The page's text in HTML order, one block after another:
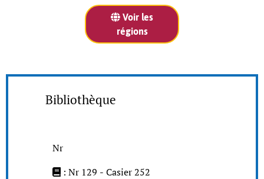
Voir les
régions
Bibliothèque
Nr
: Nr 129 - Casier 252